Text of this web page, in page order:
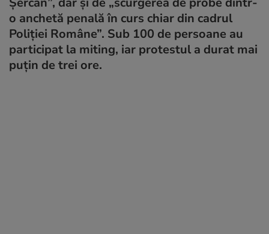
o anchetă penală în curs chiar din cadrul
Poliției Române”. Sub 100 de persoane au
participat la miting, iar protestul a durat mai
puțin de trei ore.